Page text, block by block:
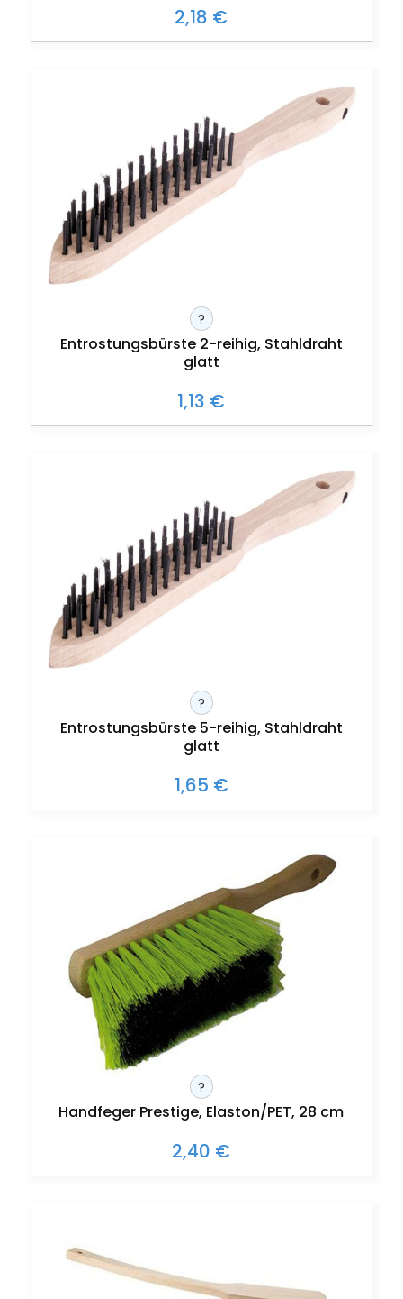
2,18 €
?
Entrostungsbürste 2-reihig, Stahldraht
glatt
1,13 €
?
Entrostungsbürste 5-reihig, Stahldraht
glatt
1,65 €
?
Handfeger Prestige, Elaston/PET, 28 cm
2,40 €